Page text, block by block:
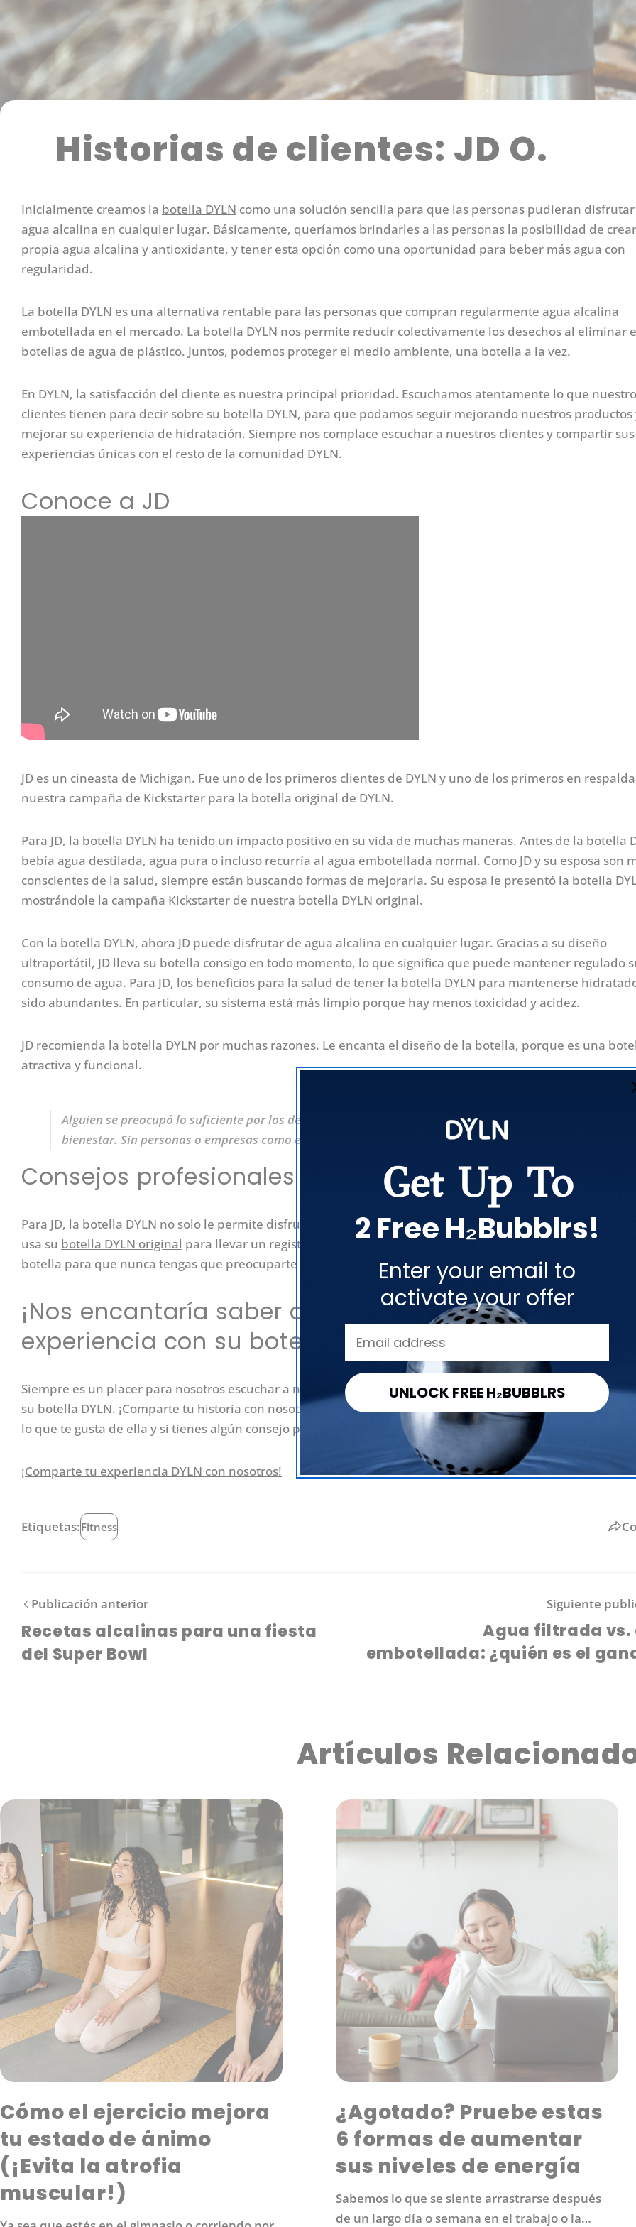
Historias de clientes: JD O.
Inicialmente creamos la botella DYLN como una solución sencilla para que las personas pudieran
agua alcalina en cualquier lugar. Básicamente, queríamos brindarles a las personas la posibilidad de
propia agua alcalina y antioxidante, y tener esta opción como una oportunidad para beber más agua con
regularidad.
La botella DYLN es una alternativa rentable para las personas que compran regularmente agua alcalina
embotellada en el mercado. La botella DYLN nos permite reducir colectivamente los desechos al eliminar
botellas de agua de plástico. Juntos, podemos proteger el medio ambiente, una botella a la vez.
En DYLN, la satisfacción del cliente es nuestra principal prioridad. Escuchamos atentamente lo que
clientes tienen para decir sobre su botella DYLN, para que podamos seguir mejorando nuestros productos
mejorar su experiencia de hidratación. Siempre nos complace escuchar a nuestros clientes y compartir sus
experiencias únicas con el resto de la comunidad DYLN.
Conoce a JD
JD es un cineasta de Michigan. Fue uno de los primeros clientes de DYLN y uno de los primeros en
nuestra campaña de Kickstarter para la botella original de DYLN.
Para JD, la botella DYLN ha tenido un impacto positivo en su vida de muchas maneras. Antes de la botella
bebía agua destilada, agua pura o incluso recurría al agua embotellada normal. Como JD y su esposa son
conscientes de la salud, siempre están buscando formas de mejorarla. Su esposa le presentó la botella
mostrándole la campaña Kickstarter de nuestra botella DYLN original.
Con la botella DYLN, ahora JD puede disfrutar de agua alcalina en cualquier lugar. Gracias a su diseño
ultraportátil, JD lleva su botella consigo en todo momento, lo que significa que puede mantener regulado
consumo de agua. Para JD, los beneficios para la salud de tener la botella DYLN para mantenerse
sido abundantes. En particular, su sistema está más limpio porque hay menos toxicidad y acidez.
JD recomienda la botella DYLN por muchas razones. Le encanta el diseño de la botella, porque es una
atractiva y funcional.
Alguien se preocupó lo suficiente por los demás como para crear un producto que contribuye a nuestro
bienestar. Sin personas o empresas como esas, ¿dónde estaríamos?
Consejos profesionales de JD para usar su botella
Para JD, la botella DYLN no solo le permite disfrutar de agua alcalina y antioxidante en cualquier lugar.
usa su botella DYLN original para llevar un registro de sus llaves! JD recomienda sujetar las llaves al asa de
botella para que nunca tengas que preocuparte por perderlas.
¡Nos encantaría saber de usted acerca de su
experiencia con su botella DYLN!
Siempre es un placer para nosotros escuchar a nuestros clientes sobre sus experiencias personales con el
su botella DYLN. ¡Comparte tu historia con nosotros! Nos encantaría saber más sobre cómo usas tu
lo que te gusta de ella y si tienes algún consejo para otros usuarios de la botella DYLN.
¡Comparte tu experiencia DYLN con nosotros!
Etiquetas:Fitness
Publicación anterior
Recetas alcalinas para una fiesta
del Super Bowl
Siguiente
Agua filtrada vs.
embotellada: ¿quién es el
Artículos
Cómo el ejercicio mejora
tu estado de ánimo
(¡Evita la atrofia
muscular!)
¿Agotado? Pruebe estas
6 formas de aumentar
sus niveles de energía
Sabemos lo que se siente arrastrarse después
de un largo día o semana en el trabajo o la
Get Up To
2 Free H₂Bubblrs!
Enter your email to
activate your offer
UNLOCK FREE H₂BUBBLRS